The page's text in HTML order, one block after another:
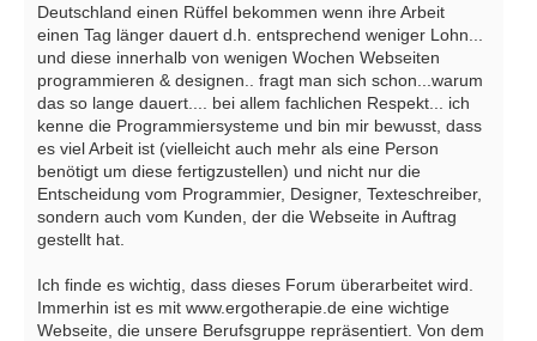
Deutschland einen Rüffel bekommen wenn ihre Arbeit
einen Tag länger dauert d.h. entsprechend weniger Lohn...
und diese innerhalb von wenigen Wochen Webseiten
programmieren & designen.. fragt man sich schon...warum
das so lange dauert.... bei allem fachlichen Respekt... ich
kenne die Programmiersysteme und bin mir bewusst, dass
es viel Arbeit ist (vielleicht auch mehr als eine Person
benötigt um diese fertigzustellen) und nicht nur die
Entscheidung vom Programmier, Designer, Texteschreiber,
sondern auch vom Kunden, der die Webseite in Auftrag
gestellt hat.
Ich finde es wichtig, dass dieses Forum überarbeitet wird.
Immerhin ist es mit www.ergotherapie.de eine wichtige
Webseite, die unsere Berufsgruppe repräsentiert. Von dem